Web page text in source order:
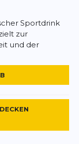
Sportdrink
zur
und der